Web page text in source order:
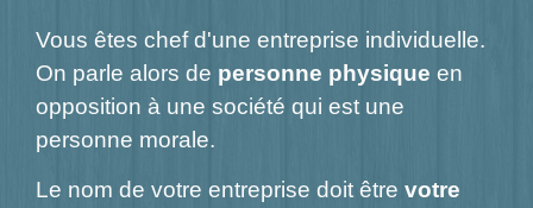
Vous êtes chef d'une entreprise individuelle.
On parle alors de personne physique en
opposition à une société qui est une
personne morale.
Le nom de votre entreprise doit être votre